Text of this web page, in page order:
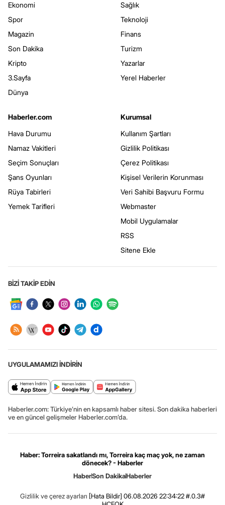
Ekonomi
Spor
Magazin
Son Dakika
Kripto
3.Sayfa
Dünya
Sağlık
Teknoloji
Finans
Turizm
Yazarlar
Yerel Haberler
Haberler.com
Hava Durumu
Namaz Vakitleri
Seçim Sonuçları
Şans Oyunları
Rüya Tabirleri
Yemek Tarifleri
Kurumsal
Kullanım Şartları
Gizlilik Politikası
Çerez Politikası
Kişisel Verilerin Korunması
Veri Sahibi Başvuru Formu
Webmaster
Mobil Uygulamalar
RSS
Sitene Ekle
BİZİ TAKİP EDİN
UYGULAMAMIZI İNDİRİN
Haberler.com: Türkiye’nin en kapsamlı haber sitesi. Son dakika haberleri
ve en güncel gelişmeler Haberler.com’da.
Haber: Torreira sakatlandı mı, Torreira kaç maç yok, ne zaman
dönecek? - Haberler
HaberSon DakikaHaberler
Gizlilik ve çerez ayarları [Hata Bildir] 06.08.2026 22:34:22 #.0.3#